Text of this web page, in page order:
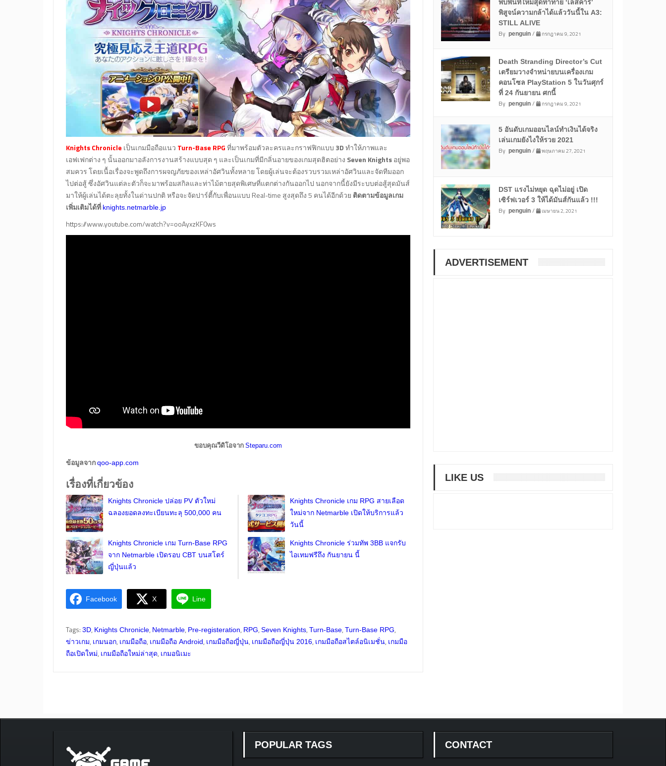
Knights Chronicle เป็นเกมมือถือแนว Turn-Base RPGที่มาพร้อมตัวละครและกราฟฟิกแบบ 3Dทำให้ภาพและ
เอฟเฟกต่าง ๆ นั้นออกมาอลังการงานสร้างแบบสุด ๆ และเป็นเกมที่มีกลิ่นอายของเกมสุดฮิตอย่าง Seven Knightsอยู่พอ
สมควร โดยเนื้อเรื่องจะพูดถึงการผจญภัยของเหล่าอัศวินทั้งหลาย โดยผู้เล่นจะต้องรวบรวมเหล่าอัศวินและจัดทีมออก
ไปต่อสู้ ซึ่งอัศวินแต่ละตัวก็จะมาพร้อมสกิลและท่าไม้ตายสุดพิเศษที่แตกต่างกันออกไป นอกจากนี้ยังมีระบบต่อสู้สุดมันส์
มาให้ผู้เล่นได้ตะลุยทั้งในด่านปกติ หรือจะจัดปาร์ตี้กับเพื่อนแบบ Real-time สูงสุดถึง 5 คนได้อีกด้วย ติดตามข้อมูลเกม
เพิ่มเติมได้ที่ knights.netmarble.jp
https://www.youtube.com/watch?v=ooAyxzKF0ws
ขอบคุณวีดิโอจาก Steparu.com
ข้อมูลจากqoo-app.com
เรื่องที่เกี่ยวข้อง
Knights Chronicle ปล่อย PV ตัวใหม่
ฉลองยอดลงทะเบียนทะลุ 500,000 คน
Knights Chronicle เกม Turn-Base RPG
จาก Netmarble เปิดรอบ CBT บนสโตร์
ญี่ปุ่นแล้ว
Knights Chronicle เกม RPG สายเลือด
ใหม่จาก Netmarble เปิดให้บริการแล้ว
วันนี้
Knights Chronicle ร่วมทัพ 3BB แจกรับ
ไอเทมฟรีถึง กันยายน นี้
Facebook X Line
Tags: 3D, Knights Chronicle, Netmarble, Pre-registeration, RPG, Seven Knights, Turn-Base, Turn-Base RPG,
ข่าวเกม, เกมนอก, เกมมือถือ, เกมมือถือ Android, เกมมือถือญี่ปุ่น, เกมมือถือญี่ปุ่น 2016, เกมมือถือสไตล์อนิเมชั่น, เกมมือ
ถือเปิดใหม่, เกมมือถือใหม่ล่าสุด, เกมอนิเมะ
พบพื้นที่ใหม่สุดท้าทาย ‘เลสคาร์’
พิสูจน์ความกล้าได้แล้ววันนี้ใน A3:
STILL ALIVE
By penguin/ กรกฎาคม 9, 2021
Death Stranding Director’s Cut
เตรียมวางจำหน่ายบนเครื่องเกม
คอนโซล PlayStation 5 ในวันศุกร์
ที่ 24 กันยายน ศกนี้
By penguin/ กรกฎาคม 9, 2021
5 อันดับเกมออนไลน์ทำเงินได้จริง
เล่นเกมยังไงให้รวย 2021
By penguin/ พฤษภาคม 27, 2021
DST แรงไม่หยุด ฉุดไม่อยู่ เปิด
เซิร์ฟเวอร์ 3 ให้ได้มันส์กันแล้ว !!!
By penguin/ เมษายน 2, 2021
ADVERTISEMENT
LIKE US
POPULAR TAGS CONTACT